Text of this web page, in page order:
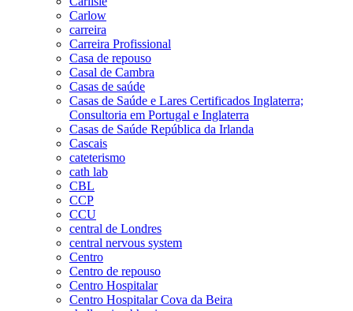
Carlow
carreira
Carreira Profissional
Casa de repouso
Casal de Cambra
Casas de saúde
Casas de Saúde e Lares Certificados Inglaterra;
Consultoria em Portugal e Inglaterra
Casas de Saúde República da Irlanda
Cascais
cateterismo
cath lab
CBL
CCP
CCU
central de Londres
central nervous system
Centro
Centro de repouso
Centro Hospitalar
Centro Hospitalar Cova da Beira